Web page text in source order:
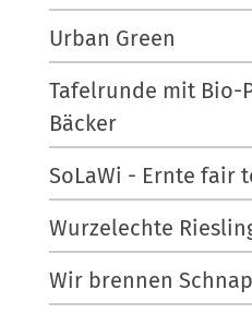
Urban Green
Tafelrunde mit Bio-
Bäcker
SoLaWi - Ernte fair
Wurzelechte
Wir brennen